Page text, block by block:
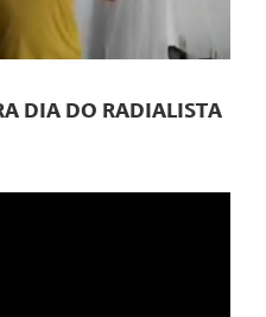
DIA DO RADIALISTA